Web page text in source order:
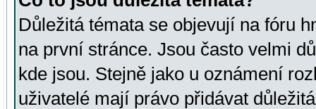
Důležitá témata se objevují na fóru
na první stránce. Jsou často velmi
kde jsou. Stejně jako u oznámení
uživatelé mají právo přidávat